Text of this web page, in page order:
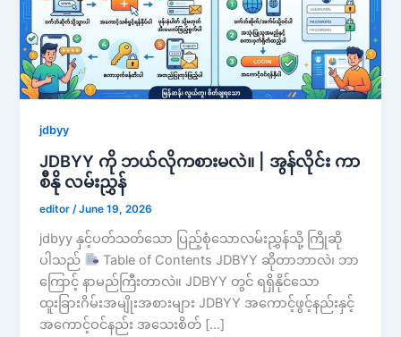
jdbyy
JDBYY ကို ဘယ်လိုကစားမလဲ။ | အွန်လိုင်း ကာ
စီနို လမ်းညွှန်
editor/June 19, 2026
jdbyy နှင့်ပတ်သတ်သော ပြည့်စုံသောလမ်းညွှန်သို့ ကြိုဆို
ပါသည်
Table of Contents JDBYY ဆိုတာဘာလဲ၊ ဘာ
ကြောင့် နာမည်ကြီးတာလဲ။ JDBYY တွင် ရရှိနိုင်သော
ထူးခြားဂိမ်းအမျိုးအစားများ JDBYY အကောင့်ဖွင့်နည်းနှင့်
အကောင့်ဝင်နည်း အသေးစိတ် […]